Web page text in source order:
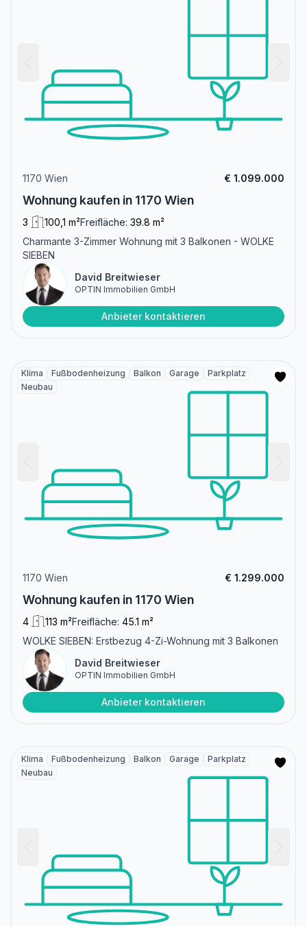
1170 Wien € 1.099.000
Wohnung kaufen in 1170 Wien
3 100,1 m²Freifläche: 39.8 m²
Charmante 3-Zimmer Wohnung mit 3 Balkonen - WOLKE
SIEBEN
David Breitwieser
OPTIN Immobilien GmbH
Anbieter kontaktieren
Klima Fußbodenheizung Balkon Garage
Parkplatz
Neubau
1170 Wien € 1.299.000
Wohnung kaufen in 1170 Wien
4 113 m²Freifläche: 45.1 m²
WOLKE SIEBEN: Erstbezug 4-Zi-Wohnung mit 3 Balkonen
David Breitwieser
OPTIN Immobilien GmbH
Anbieter kontaktieren
Klima Fußbodenheizung Balkon Garage
Parkplatz
Neubau